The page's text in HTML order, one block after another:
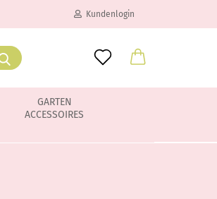
Kundenlogin
GARTEN
ACCESSOIRES